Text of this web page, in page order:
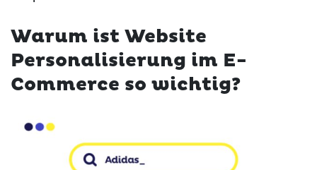
Warum ist Website
Personalisierung im E-
Commerce so wichtig?